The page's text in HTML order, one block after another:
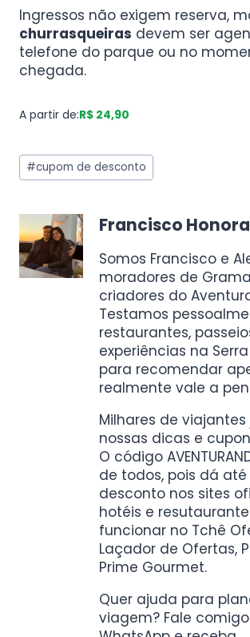
Ingressos não exigem reserva,
churrasqueiras devem ser
telefone do parque ou no
chegada.
A partir de:R$ 24,90
#cupom de desconto
Francisco
Somos Francisco e
moradores de
criadores do
Testamos
restaurantes,
experiências na
para recomendar
realmente vale a
Milhares de
nossas dicas e
O código
de todos, pois dá até
desconto nos sites
hotéis e
funcionar no Tchê
Laçador de Ofertas,
Prime Gourmet.
Quer ajuda para
viagem? Fale